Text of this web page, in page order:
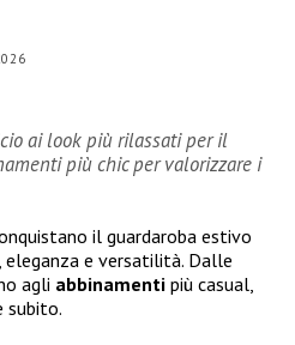
ai look più rilassati per il
più chic per valorizzare i
il guardaroba estivo
e versatilità. Dalle
agli abbinamenti più casual,
subito.